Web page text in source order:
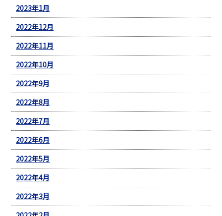
2023年1月
2022年12月
2022年11月
2022年10月
2022年9月
2022年8月
2022年7月
2022年6月
2022年5月
2022年4月
2022年3月